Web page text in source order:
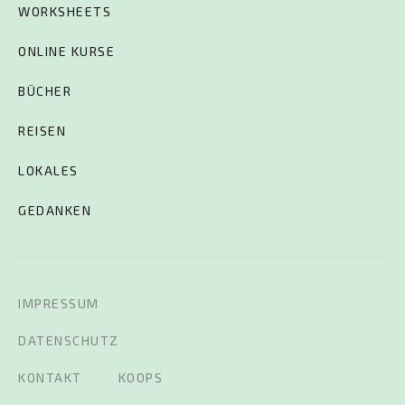
WORKSHEETS
ONLINE KURSE
BÜCHER
REISEN
LOKALES
GEDANKEN
IMPRESSUM
DATENSCHUTZ
KONTAKT KOOPS